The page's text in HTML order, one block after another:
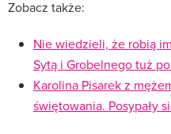
Zobacz także:
Nie wiedzieli, że robią
Sytą i Grobelnego tuż
Karolina Pisarek z
świętowania. Posypały